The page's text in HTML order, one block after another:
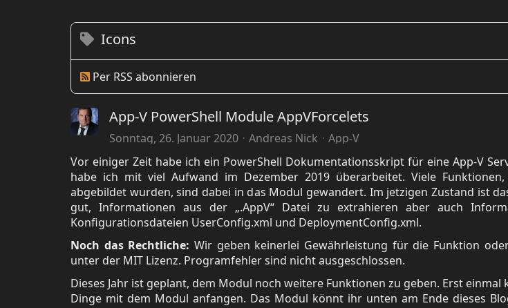
Icons
Per RSS abonnieren
App-V PowerShell Module AppVForcelets
Sonntag, 26. Januar 2020 Andreas Nick
App-V
Vor einiger Zeit habe ich ein PowerShell Dokumentationsskript für eine App-V
habe ich mit viel Aufwand im Dezember 2019 überarbeitet. Viele
abgebildet wurden, sind dabei in das Modul gewandert. Im jetzigen Zustand ist
gut, Informationen aus der „.AppV“ Datei zu extrahieren aber auch
Konfigurationsdateien UserConfig.xml und DeploymentConfig.xml.
Noch das Rechtliche: Wir geben keinerlei Gewährleistung für die Funktion
unter der MIT Lizenz. Programfehler sind nicht ausgeschlossen.
Dieses Jahr ist geplant, dem Modul noch weitere Funktionen zu geben. Erst
Dinge mit dem Modul anfangen. Das Modul könnt ihr unten am Ende dieses